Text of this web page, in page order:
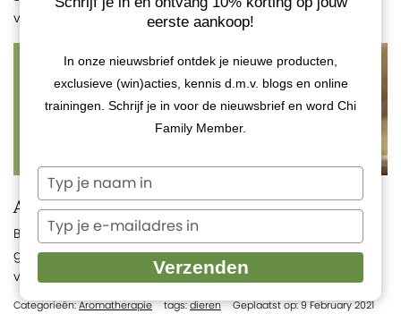
vragen. Lees snel verder!
Aromatherapie & Dieren
Bij ons mensen wordt aromatherapie ingezet bij om onze
gezondheid te ondersteunen, naast een goede voeding,
voldoende beweging en een...
Categorieën:Aromatherapie tags:dieren Geplaatst op: 9 February 2021
eerste aankoop!
In onze nieuwsbrief ontdek je nieuwe producten,
exclusieve (win)acties, kennis d.m.v. blogs en online
trainingen. Schrijf je in voor de nieuwsbrief en word Chi
Family Member.
Typ
je
naam
Typ
je
e-
mailadres
Verzenden